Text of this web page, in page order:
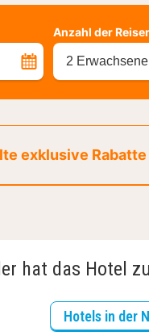
Anzahl der
2
exklusive
hat das Hotel
Hotels in der